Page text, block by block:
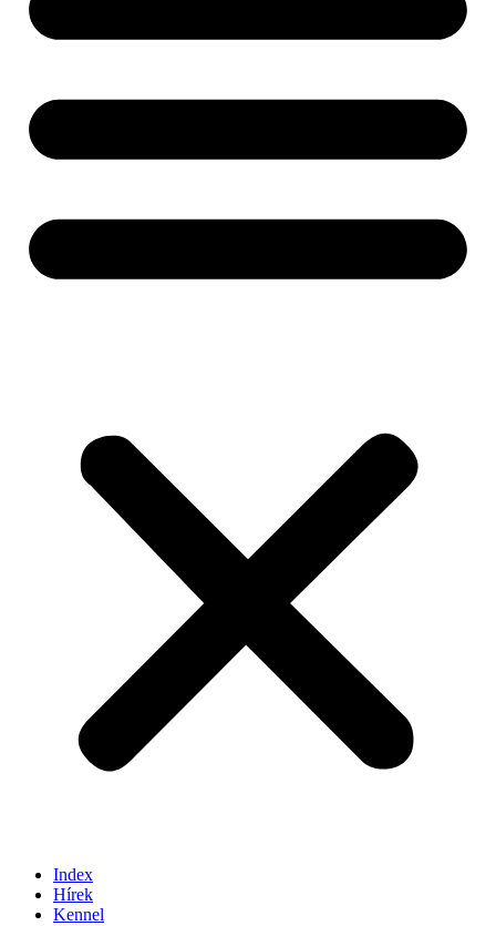
Index
Hírek
Kennel